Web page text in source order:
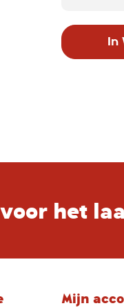
bedoeld
het
De
In
het
Mijn